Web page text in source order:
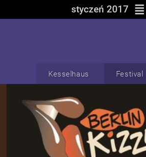
styczeń 2017 reorder
Kesselhaus Festival